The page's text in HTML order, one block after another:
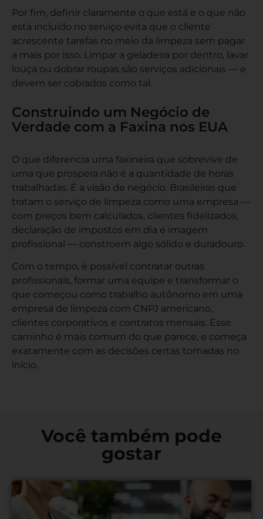
Por fim, definir claramente o que está e o que não
está incluído no serviço evita que o cliente
acrescente tarefas no meio da limpeza sem pagar
a mais por isso. Limpar a geladeira por dentro, lavar
louça ou dobrar roupas são serviços adicionais — e
devem ser cobrados como tal.
Construindo um Negócio de
Verdade com a Faxina nos EUA
O que diferencia uma faxineira que sobrevive de
uma que prospera não é a quantidade de horas
trabalhadas. É a visão de negócio. Brasileiras que
tratam o serviço de limpeza como uma empresa —
com preços bem calculados, clientes fidelizados,
declaração de impostos em dia e imagem
profissional — constroem algo sólido e duradouro.
Com o tempo, é possível contratar outras
profissionais, formar uma equipe e transformar o
que começou como trabalho autônomo em uma
empresa de limpeza com CNPJ americano,
clientes corporativos e contratos mensais. Esse
caminho é mais comum do que parece, e começa
exatamente com as decisões certas tomadas no
início.
Você também pode
gostar